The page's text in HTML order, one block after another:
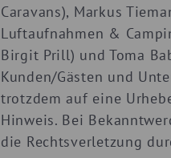
Caravans), Markus
Luftaufnahmen &
Birgit Prill) und Toma
Kunden/Gästen und
trotzdem auf eine
Hinweis. Bei
die Rechtsverletzung